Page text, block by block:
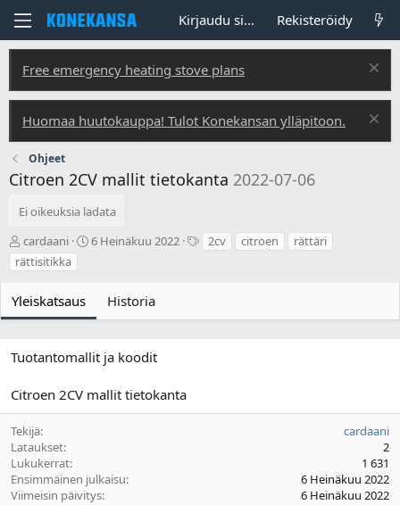
Kirjaudu sisään Rekisteröidy
Free emergency heating stove plans
Huomaa huutokauppa! Tulot Konekansan ylläpitoon.
Ohjeet
Citroen 2CV mallit tietokanta 2022-07-06
Ei oikeuksia ladata
T
e
k
j
ä
cardaani
L
i
ä
ä
m
ä
6 Heinäkuu 2022
s
2cv citroen
rättäri
rättisitikka
Yleiskatsaus Historia
Tuotantomallit ja koodit
Citroen 2CV mallit tietokanta
Tekijä
cardaani
Lataukset
2
Lukukerrat
1 631
Ensimmäinen julkaisu
6 Heinäkuu 2022
Viimeisin päivitys
6 Heinäkuu 2022